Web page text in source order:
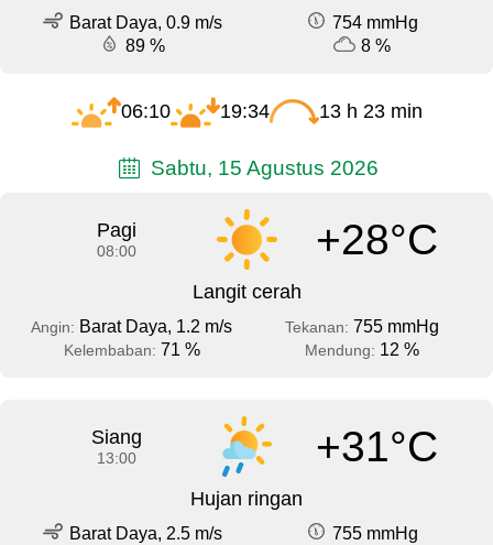
Barat Daya, 0.9 m/s
754 mmHg
89 %
8 %
06:10 19:34 13 h 23 min
Sabtu, 15 Agustus 2026
Pagi
08:00 +28°C
Langit cerah
Angin: Barat Daya, 1.2 m/s Tekanan: 755 mmHg
Kelembaban: 71 % Mendung: 12 %
Siang
13:00 +31°C
Hujan ringan
Barat Daya, 2.5 m/s
755 mmHg